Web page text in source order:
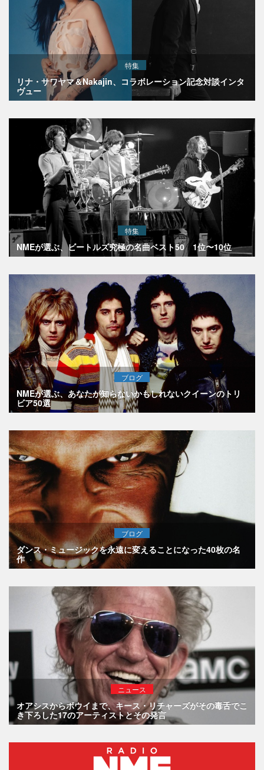
特集
リナ・サワヤマ＆Nakajin、コラボレーション記念対談インタ
ヴュー
特集
NMEが選ぶ、ビートルズ究極の名曲ベスト50 1位〜10位
ブログ
NMEが選ぶ、あなたが知らないかもしれないクイーンのトリ
ビア50選
ブログ
ダンス・ミュージックを永遠に変えることになった40枚の名
作
ニュース
オアシスからボウイまで、キース・リチャーズがその毒舌でこ
き下ろした17のアーティストとその発言